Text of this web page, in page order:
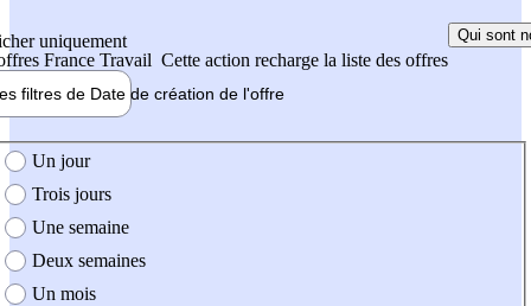
uniquement
France Travail Cette action recharge la liste des offres
Qui sont
filtres de Date de création de l'offre
création de l'offre
Un jour
Trois jours
Une semaine
Deux semaines
Un mois